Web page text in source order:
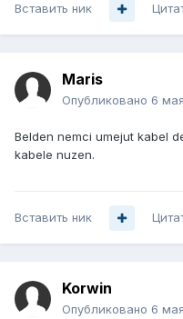
Вставить ник
Maris
Опубликовано 6
Belden nemci umejut kabel
kabele nuzen.
Вставить ник
Korwin
Опубликовано 6